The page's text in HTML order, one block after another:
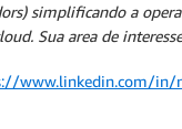
simplificando a
Sua area de
www.linkedin.com/in/